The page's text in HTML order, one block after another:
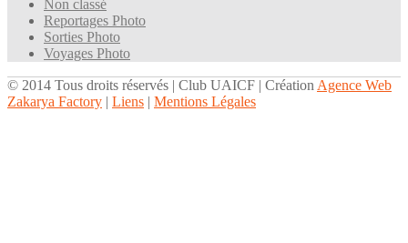
Non classé
Reportages Photo
Sorties Photo
Voyages Photo
© 2014 Tous droits réservés | Club UAICF | Création Agence Web
Zakarya Factory | Liens | Mentions Légales